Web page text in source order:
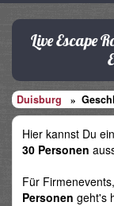
Live Escape
Duisburg
Hier kannst Du
30 Personen
Für
Personen geht's